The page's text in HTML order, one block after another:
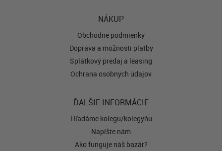
NÁKUP
Obchodné podmienky
Doprava a možnosti platby
Splátkový predaj a leasing
Ochrana osobných údajov
ĎALŠIE INFORMÁCIE
Hľadáme kolegu/kolegyňu
Napíšte nám
Ako funguje náš bazár?